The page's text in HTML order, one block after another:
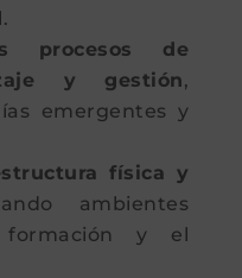
procesos de
y gestión,
emergentes y
física y
ambientes
formación y el